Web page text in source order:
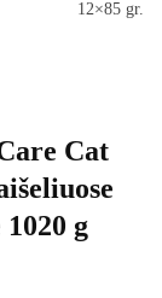
12×85 gr.
Cat
g